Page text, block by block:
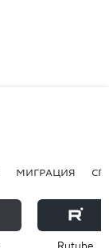
МИГРАЦИЯ